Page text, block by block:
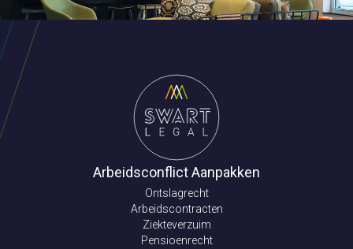
Arbeidsconflict Aanpakken
Ontslagrecht
Arbeidscontracten
Ziekteverzuim
Pensioenrecht